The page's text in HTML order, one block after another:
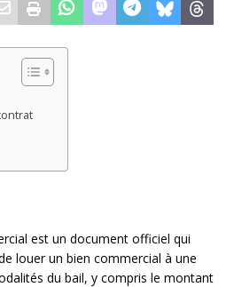
est un document officiel qui
louer un bien commercial à une
du bail, y compris le montant